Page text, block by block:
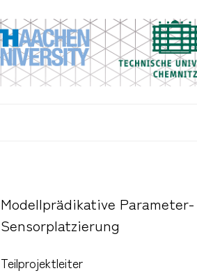
Modellprädikative
Sensorplatzierung
Teilprojektleiter